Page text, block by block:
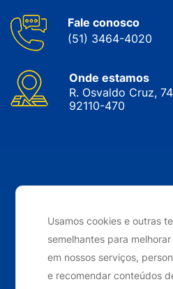
Usamos cookies e outras
semelhantes para
em nossos serviços,
e recomendar conteúdos
Fale conosco
(51) 3464-4020
Onde estamos
R. Osvaldo Cruz,
92110-470
reservados.
Desenvolvido por